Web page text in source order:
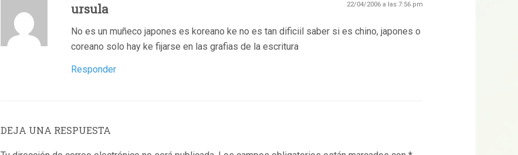
ursula 22/04/2006 a las 7:56 pm
No es un muñeco japones es koreano ke no es tan dificiil saber si es chino, japones o
coreano solo hay ke fijarse en las grafias de la escritura
Responder
DEJA UNA RESPUESTA